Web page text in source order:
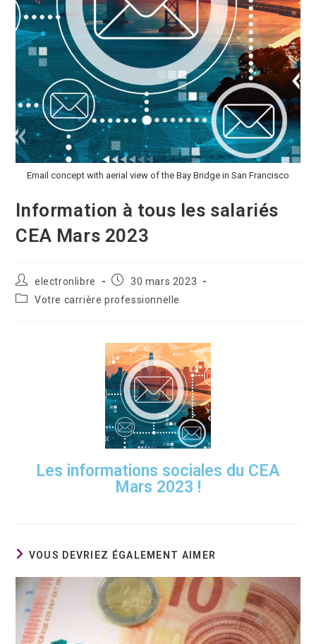
Email concept with aerial view of the Bay Bridge in San Francisco
Information à tous les salariés
CEA Mars 2023
electronlibre
30 mars 2023
Votre carrière professionnelle
Les informations sociales du CEA
Mars 2023 !
VOUS DEVRIEZ ÉGALEMENT AIMER